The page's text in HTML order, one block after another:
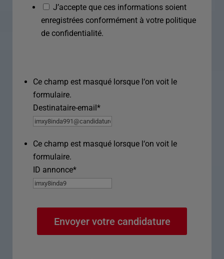
J’accepte que ces informations soient
enregistrées conformément à votre politique
de confidentialité.
Ce champ est masqué lorsque l‘on voit le
formulaire.
Destinataire-email*
Ce champ est masqué lorsque l‘on voit le
formulaire.
ID annonce*